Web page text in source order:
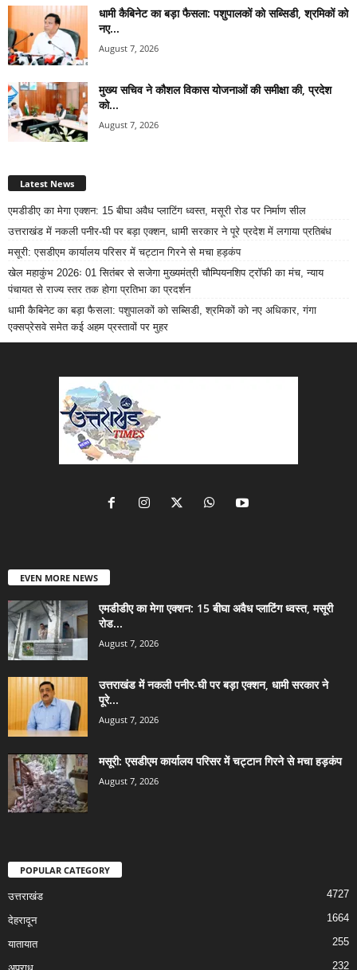
धामी कैबिनेट का बड़ा फैसला: पशुपालकों को सब्सिडी, श्रमिकों को
नए...
August 7, 2026
मुख्य सचिव ने कौशल विकास योजनाओं की समीक्षा की, प्रदेश
को...
August 7, 2026
Latest News
एमडीडीए का मेगा एक्शन: 15 बीघा अवैध प्लाटिंग ध्वस्त, मसूरी रोड पर निर्माण सील
उत्तराखंड में नकली पनीर-घी पर बड़ा एक्शन, धामी सरकार ने पूरे प्रदेश में लगाया प्रतिबंध
मसूरी: एसडीएम कार्यालय परिसर में चट्टान गिरने से मचा हड़कंप
खेल महाकुंभ 2026ः 01 सितंबर से सजेगा मुख्यमंत्री चौम्पियनशिप ट्रॉफी का मंच, न्याय
पंचायत से राज्य स्तर तक होगा प्रतिभा का प्रदर्शन
धामी कैबिनेट का बड़ा फैसला: पशुपालकों को सब्सिडी, श्रमिकों को नए अधिकार, गंगा
एक्सप्रेसवे समेत कई अहम प्रस्तावों पर मुहर
EVEN MORE NEWS
एमडीडीए का मेगा एक्शन: 15 बीघा अवैध प्लाटिंग ध्वस्त, मसूरी
रोड...
August 7, 2026
उत्तराखंड में नकली पनीर-घी पर बड़ा एक्शन, धामी सरकार ने
पूरे...
August 7, 2026
मसूरी: एसडीएम कार्यालय परिसर में चट्टान गिरने से मचा हड़कंप
August 7, 2026
POPULAR CATEGORY
उत्तराखंड 4727
देहरादून 1664
यातायात 255
232